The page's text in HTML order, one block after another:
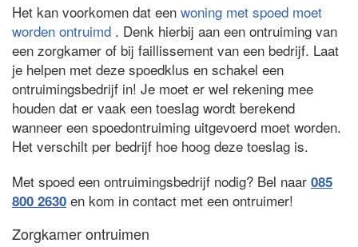
Het kan voorkomen dat een woning met spoed moet
worden ontruimd . Denk hierbij aan een ontruiming van
een zorgkamer of bij faillissement van een bedrijf. Laat
je helpen met deze spoedklus en schakel een
ontruimingsbedrijf in! Je moet er wel rekening mee
houden dat er vaak een toeslag wordt berekend
wanneer een spoedontruiming uitgevoerd moet worden.
Het verschilt per bedrijf hoe hoog deze toeslag is.
Met spoed een ontruimingsbedrijf nodig? Bel naar 085
800 2630 en kom in contact met een ontruimer!
Zorgkamer ontruimen